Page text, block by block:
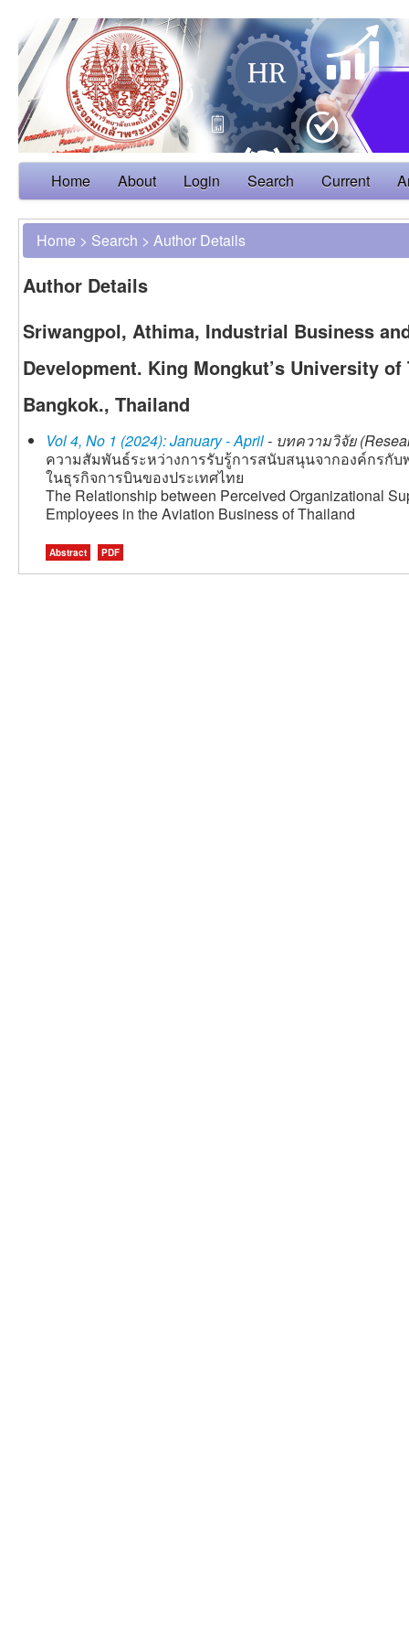
Home About Login Search Current
Home > Search > Author Details
Author Details
Sriwangpol, Athima, Industrial Business
Development. King Mongkut’s University
Bangkok., Thailand
Vol 4, No 1 (2024): January - April- บทความวิจัย
ความสัมพันธ์ระหว่างการรับรู้การสนับสนุนจากองค์กรกั
ในธุรกิจการบินของประเทศไทย
The Relationship between Perceived Organizational
Employees in the Aviation Business of Thailand
Abstract PDF